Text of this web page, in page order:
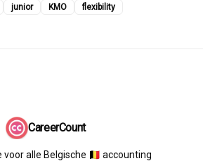
junior KMO flexibility
CareerCount
voor alle Belgische 🇧🇪 accounting